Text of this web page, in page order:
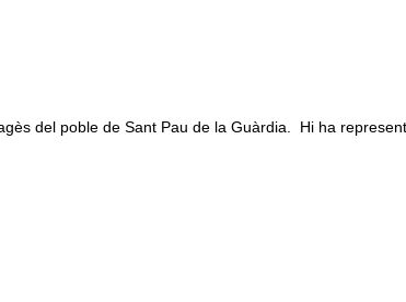
del poble de Sant Pau de la Guàrdia. Hi ha